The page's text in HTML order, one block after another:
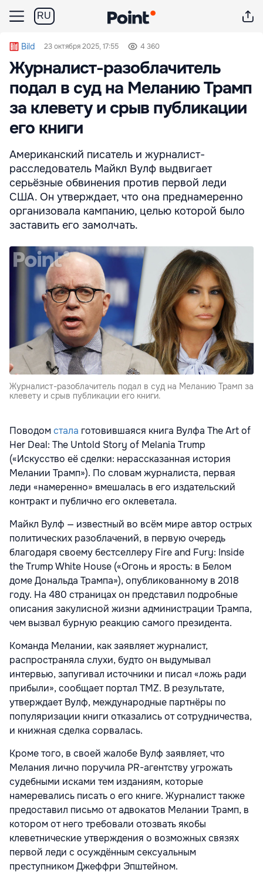
RU
Bild 23 октября 2025, 17:55 4 360
Журналист-разоблачитель
подал в суд на Меланию Трамп
за клевету и срыв публикации
его книги
Американский писатель и журналист-
расследователь Майкл Вулф выдвигает
серьёзные обвинения против первой леди
США. Он утверждает, что она преднамеренно
организовала кампанию, целью которой было
заставить его замолчать.
Журналист-разоблачитель подал в суд на Меланию Трамп за
клевету и срыв публикации его книги.
Поводомстала готовившаяся книга Вулфа The Art of
Her Deal: The Untold Story of Melania Trump
(«Искусство её сделки: нерассказанная история
Мелании Трамп»). По словам журналиста, первая
леди «намеренно» вмешалась в его издательский
контракт и публично его оклеветала.
Майкл Вулф — известный во всём мире автор острых
политических разоблачений, в первую очередь
благодаря своему бестселлеру Fire and Fury: Inside
the Trump White House («Огонь и ярость: в Белом
доме Дональда Трампа»), опубликованному в 2018
году. На 480 страницах он представил подробные
описания закулисной жизни администрации Трампа,
чем вызвал бурную реакцию самого президента.
Команда Мелании, как заявляет журналист,
распространяла слухи, будто он выдумывал
интервью, запугивал источники и писал «ложь ради
прибыли», сообщает портал TMZ. В результате,
утверждает Вулф, международные партнёры по
популяризации книги отказались от сотрудничества,
и книжная сделка сорвалась.
Кроме того, в своей жалобе Вулф заявляет, что
Мелания лично поручила PR-агентству угрожать
судебными исками тем изданиям, которые
намеревались писать о его книге. Журналист также
предоставил письмо от адвокатов Мелании Трамп, в
котором от него требовали отозвать якобы
клеветнические утверждения о возможных связях
первой леди с осуждённым сексуальным
преступником Джеффри Эпштейном.